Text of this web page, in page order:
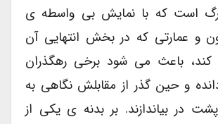
است که با نمایش بی واسطه ی
و عمارتی که در بخش انتهایی آن
باعث می شود برخی رهگذران
و حین گذر از مقابلش نگاهی به
در بیاندازند. بر بدنه ی یکی از